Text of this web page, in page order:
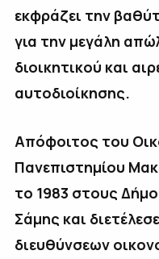
εκφράζει την
για την μεγάλη
διοικητικού και
αυτοδιοίκησης.
Απόφοιτος του
Πανεπιστημίου
το 1983 στους
Σάμης και
διευθύνσεων